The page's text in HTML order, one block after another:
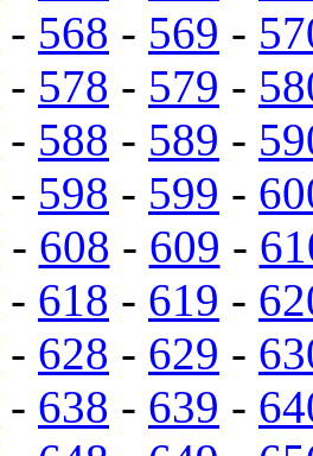
- 568 - 569 -
- 578 - 579 -
- 588 - 589 -
- 598 - 599 -
- 608 - 609 -
- 618 - 619 -
- 628 - 629 -
- 638 - 639 -